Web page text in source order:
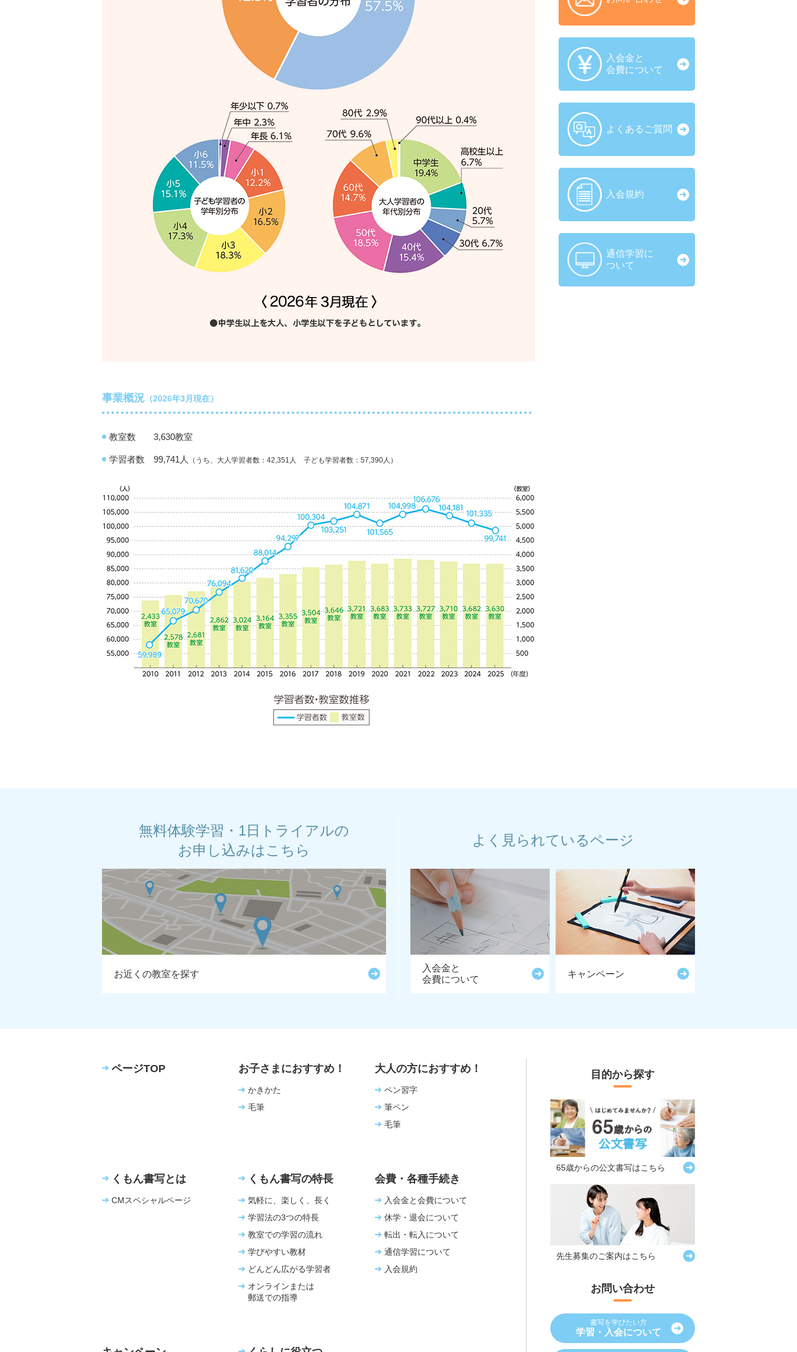
事業概況 （2026年3月現在）
教室数 3,630教室
学習者数 99,741人 （うち、大人学習者数：42,351人 子ども学習者数：57,390人）
入会金と
会費について
よくあるご質問
入会規約
通信学習に
ついて
無料体験学習・1日トライアルの
お申し込みはこちら
お近くの教室を探す
よく見られているページ
入会金と
会費について
キャンペーン
ページTOP お子さまにおすすめ！
かきかた
毛筆
大人の方におすすめ！
ペン習字
筆ペン
毛筆
くもん書写とは
CMスペシャルページ
くもん書写の特長
気軽に、楽しく、長く
学習法の3つの特長
教室での学習の流れ
学びやすい教材
どんどん広がる学習者
オンラインまたは
郵送での指導
会費・各種手続き
入会金と会費について
休学・退会について
転出・転入について
通信学習について
入会規約
目的から探す
65歳からの公文書写はこちら
先生募集のご案内はこちら
お問い合わせ
書写を学びたい方
学習・入会について